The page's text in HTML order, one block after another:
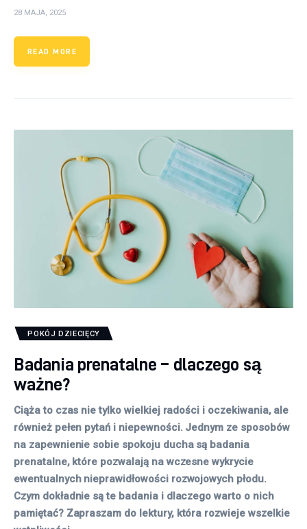
28 MAJA, 2025
READ MORE
POKÓJ DZIECIĘCY
Badania prenatalne – dlaczego są
ważne?
Ciąża to czas nie tylko wielkiej radości i oczekiwania, ale
również pełen pytań i niepewności. Jednym ze sposobów
na zapewnienie sobie spokoju ducha są badania
prenatalne, które pozwalają na wczesne wykrycie
ewentualnych nieprawidłowości rozwojowych płodu.
Czym dokładnie są te badania i dlaczego warto o nich
pamiętać? Zapraszam do lektury, która rozwieje wszelkie